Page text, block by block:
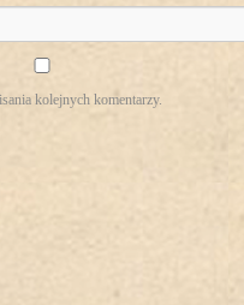
kolejnych komentarzy.